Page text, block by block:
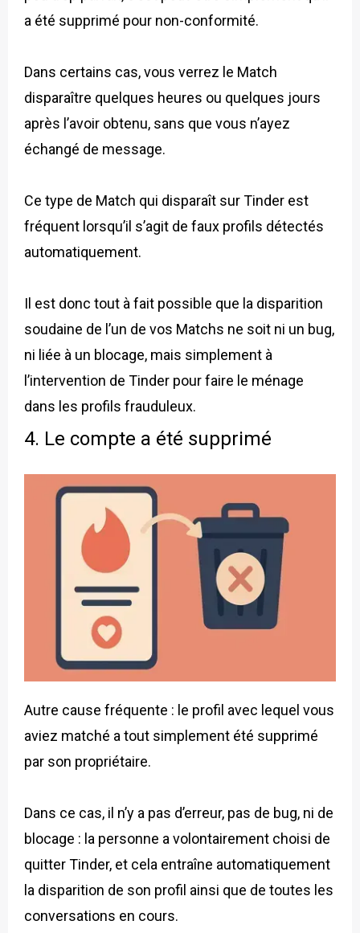
a été supprimé pour non-conformité.
Dans certains cas, vous verrez le Match
disparaître quelques heures ou quelques jours
après l’avoir obtenu, sans que vous n’ayez
échangé de message.
Ce type de Match qui disparaît sur Tinder est
fréquent lorsqu’il s’agit de faux profils détectés
automatiquement.
Il est donc tout à fait possible que la disparition
soudaine de l’un de vos Matchs ne soit ni un bug,
ni liée à un blocage, mais simplement à
l’intervention de Tinder pour faire le ménage
dans les profils frauduleux.
4. Le compte a été supprimé
Autre cause fréquente : le profil avec lequel vous
aviez matché a tout simplement été supprimé
par son propriétaire.
Dans ce cas, il n’y a pas d’erreur, pas de bug, ni de
blocage : la personne a volontairement choisi de
quitter Tinder, et cela entraîne automatiquement
la disparition de son profil ainsi que de toutes les
conversations en cours.